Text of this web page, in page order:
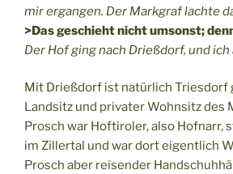
mir ergangen. Der Markgraf lachte
>Das geschieht nicht umsonst;
Der Hof ging nach Drießdorf, und ich
Mit Drießdorf ist natürlich Triesdorf
Landsitz und privater Wohnsitz des
Prosch war Hoftiroler, also Hofnarr,
im Zillertal und war dort eigentlich
Prosch aber reisender